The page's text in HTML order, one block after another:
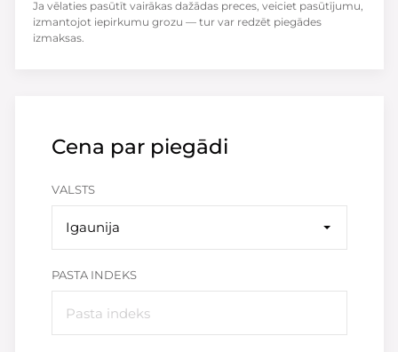
Cena par piegādi
VALSTS
Igaunija
PASTA INDEKS
Ja vēlaties pasūtīt vairākas dažādas preces, veiciet pasūtījumu,
izmantojot iepirkumu grozu — tur var redzēt piegādes
izmaksas.